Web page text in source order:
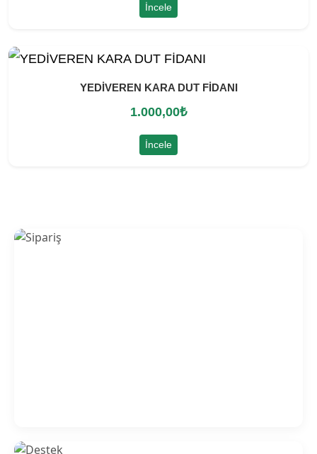
İncele
YEDİVEREN KARA DUT FİDANI
1.000,00₺
İncele